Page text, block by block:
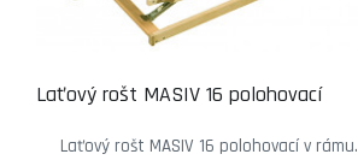
Laťový rošt MASIV 16 polohovací
Laťový rošt MASIV 16 polohovací v rámu.